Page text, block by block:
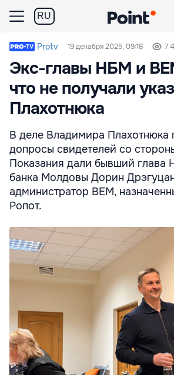
RU
Protv 19 декабря 2025, 09:18 7
Экс-главы НБМ и
что не получали
Плахотнюка
В деле Владимира Плахотнюка
допросы свидетелей со
Показания дали бывший глава
банка Молдовы Дорин
администратор BEM,
Ропот.